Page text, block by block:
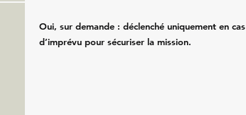
Oui, sur demande : déclenché uniquement en cas
d’imprévu pour sécuriser la mission.